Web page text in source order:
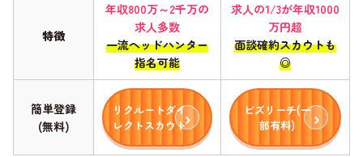
特徴
年収800万～2千万の
求人多数
一流ヘッドハンター
指名可能
求人の1/3が年収1000
万円超
面談確約スカウトも
◎
簡単登録
(無料)
リクルートダイ
レクトスカウト
ビズリーチ(一
部有料)